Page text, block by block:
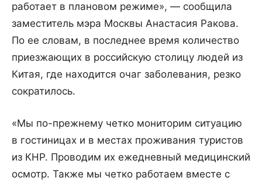
работает в плановом режиме», — сообщила
заместитель мэра Москвы Анастасия Ракова.
По ее словам, в последнее время количество
приезжающих в российскую столицу людей из
Китая, где находится очаг заболевания, резко
сократилось.
«Мы по-прежнему четко мониторим ситуацию
в гостиницах и в местах проживания туристов
из КНР. Проводим их ежедневный медицинский
осмотр. Также мы четко работаем вместе с